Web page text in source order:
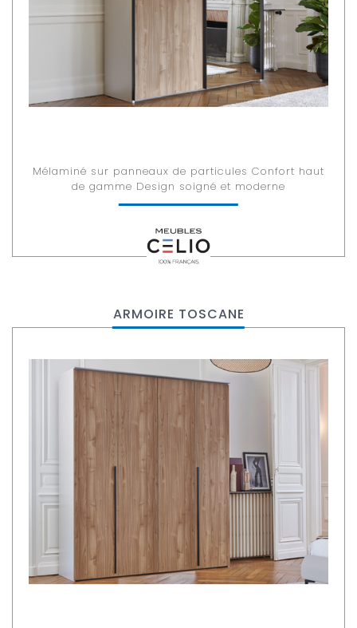
Mélaminé sur panneaux de particules Confort haut
de gamme Design soigné et moderne
ARMOIRE TOSCANE